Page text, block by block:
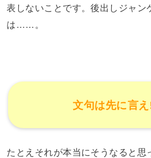
表しないことです。後出しジャン
は……。
文句は先に言え
たとえそれが本当にそうなると思